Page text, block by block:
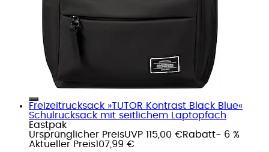
Freizeitrucksack »TUTOR Kontrast Black Blue«
Schulrucksack mit seitlichem Laptopfach
Eastpak
Ursprünglicher PreisUVP 115,00 €Rabatt- 6 %
Aktueller Preis107,99 €